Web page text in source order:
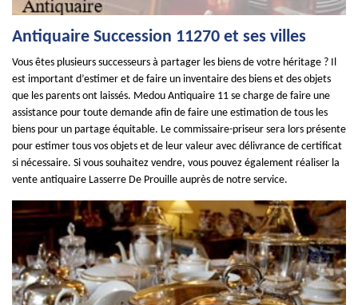
Antiquaire Succession 11270 et ses villes
Vous êtes plusieurs successeurs à partager les biens de votre héritage ? Il
est important d’estimer et de faire un inventaire des biens et des objets
que les parents ont laissés. Medou Antiquaire 11 se charge de faire une
assistance pour toute demande afin de faire une estimation de tous les
biens pour un partage équitable. Le commissaire-priseur sera lors présente
pour estimer tous vos objets et de leur valeur avec délivrance de certificat
si nécessaire. Si vous souhaitez vendre, vous pouvez également réaliser la
vente antiquaire Lasserre De Prouille auprès de notre service.